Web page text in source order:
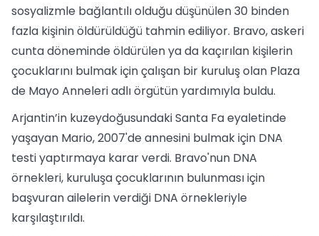
sosyalizmle bağlantılı olduğu düşünülen 30 binden
fazla kişinin öldürüldüğü tahmin ediliyor. Bravo, askeri
cunta döneminde öldürülen ya da kaçırılan kişilerin
çocuklarını bulmak için çalışan bir kuruluş olan Plaza
de Mayo Anneleri adlı örgütün yardımıyla buldu.
Arjantin’in kuzeydoğusundaki Santa Fa eyaletinde
yaşayan Mario, 2007'de annesini bulmak için DNA
testi yaptırmaya karar verdi. Bravo'nun DNA
örnekleri, kuruluşa çocuklarının bulunması için
başvuran ailelerin verdiği DNA örnekleriyle
karşılaştırıldı.